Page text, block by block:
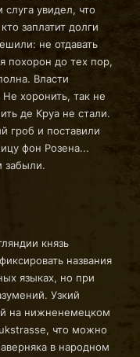
увидел, что
заплатит долги
не отдавать
похорон до тех пор,
Власти
хоронить, так не
де Круа не стали.
гроб и поставили
фон Розена...
забыли.
князь
названия
языках, но при
Узкий
на нижненемецком
что можно
в народном